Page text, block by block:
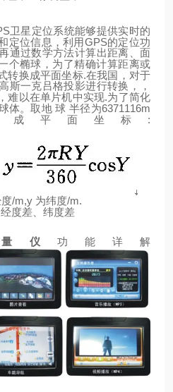
卫星定位系统能够提供实时的
定位信息，利用GPS的定位功
通过数学方法计算出距离、面
个椭球，为了精确计算距离或
转换成平面坐标.在我国，对于
斯一克吕格投影进行转换，，
难以在单片机中实现.为了简化
体。取地 球 半径为6371116m
成平面坐标 :
/m,y 为纬度/m.
度差、纬度差
仪 功能详解